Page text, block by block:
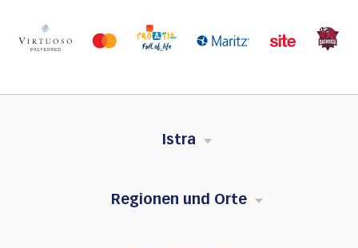
Istra
Regionen und Orte